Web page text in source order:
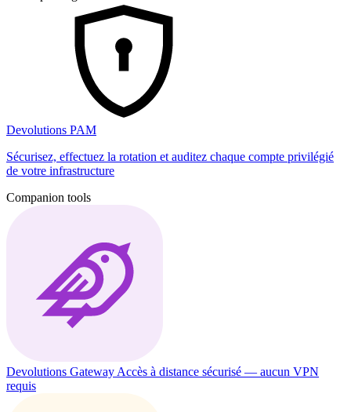
Devolutions PAM
Sécurisez, effectuez la rotation et auditez chaque compte privilégié
de votre infrastructure
Companion tools
Devolutions Gateway Accès à distance sécurisé — aucun VPN
requis